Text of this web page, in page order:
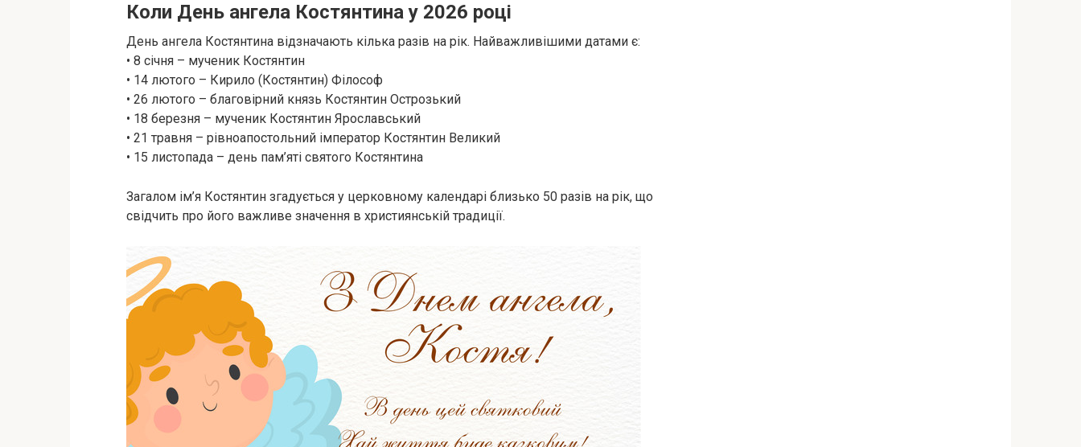
Коли День ангела Костянтина у 2026 році
День ангела Костянтина відзначають кілька разів на рік. Найважливішими датами є:
• 8 січня – мученик Костянтин
• 14 лютого – Кирило (Костянтин) Філософ
• 26 лютого – благовірний князь Костянтин Острозький
• 18 березня – мученик Костянтин Ярославський
• 21 травня – рівноапостольний імператор Костянтин Великий
• 15 листопада – день пам’яті святого Костянтина
Загалом ім’я Костянтин згадується у церковному календарі близько 50 разів на рік, що
свідчить про його важливе значення в християнській традиції.